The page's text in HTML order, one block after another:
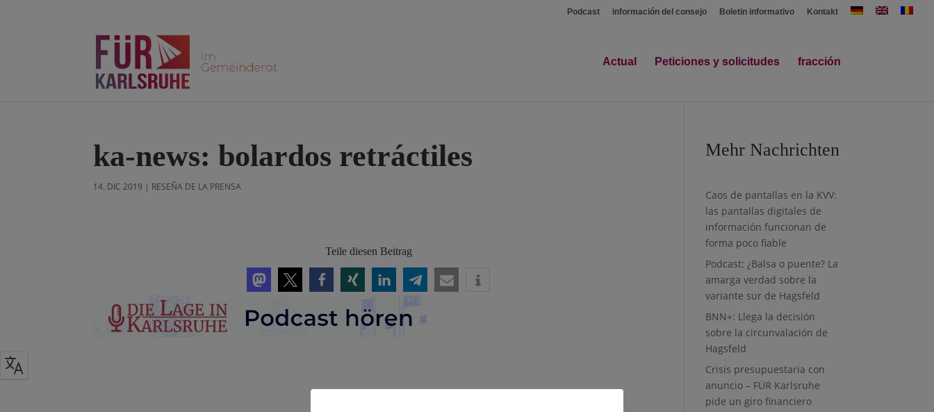
Podcast información del consejo Boletin informativo Kontakt
Actual Peticiones y solicitudes fracción
ka-news: bolardos retráctiles
14. DIC 2019 | RESEÑA DE LA PRENSA
Teile diesen Beitrag
Mehr Nachrichten
Caos de pantallas en la KVV:
las pantallas digitales de
información funcionan de
forma poco fiable
Podcast: ¿Balsa o puente? La
amarga verdad sobre la
variante sur de Hagsfeld
BNN+: Llega la decisión
sobre la circunvalación de
Hagsfeld
Crisis presupuestaria con
anuncio – FÜR Karlsruhe
pide un giro financiero